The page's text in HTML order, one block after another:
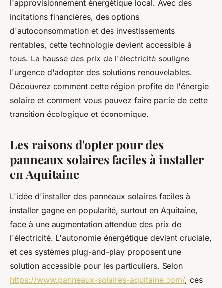
l'approvisionnement énergétique local. Avec des
incitations financières, des options
d'autoconsommation et des investissements
rentables, cette technologie devient accessible à
tous. La hausse des prix de l'électricité souligne
l'urgence d'adopter des solutions renouvelables.
Découvrez comment cette région profite de l'énergie
solaire et comment vous pouvez faire partie de cette
transition écologique et économique.
Les raisons d'opter pour des
panneaux solaires faciles à installer
en Aquitaine
L'idée d'installer des panneaux solaires faciles à
installer gagne en popularité, surtout en Aquitaine,
face à une augmentation attendue des prix de
l'électricité. L'autonomie énergétique devient cruciale,
et ces systèmes plug-and-play proposent une
solution accessible pour les particuliers. Selon
https://www.panneaux-solaires-aquitaine.com/, ces